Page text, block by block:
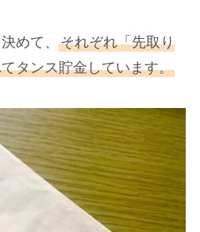
めて、
それぞれ「先取り
タンス貯金しています。